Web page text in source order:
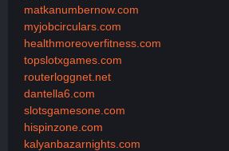
matkanumbernow.com
myjobcirculars.com
healthmoreoverfitness.com
topslotxgames.com
routerloggnet.net
dantella6.com
slotsgamesone.com
hispinzone.com
kalyanbazarnights.com